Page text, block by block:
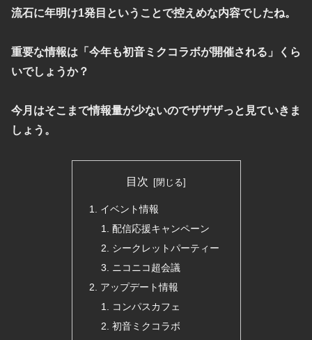
流石に年明け1発目ということで控えめな内容でしたね。
重要な情報は「今年も初音ミクコラボが開催される」くら
いでしょうか？
今月はそこまで情報量が少ないのでザザザっと見ていきま
しょう。
目次
イベント情報
配信応援キャンペーン
シークレットパーティー
ニコニコ超会議
アップデート情報
コンパスカフェ
初音ミクコラボ